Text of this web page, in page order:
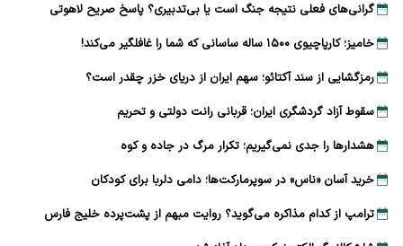
گرانی‌های فعلی نتیجه جنگ است یا بی‌تدبیری؟ پاسخ صریح لاهوتی
خامیز؛ کارپاچیوی ۱۵۰۰ ساله ساسانی که شما را غافلگیر می‌کند!
رمزگشایی از سند آکتائو؛ سهم ایران از دریای خزر چقدر است؟
سقوط آزاد گردشگری ایران؛ قربانی رانت دولتی و تحریم
هشدارها را جدی نمی‌گیریم؛ تکرار مرگ در جاده و کوه
خرید آسان «ناس» در سوپرمارکت‌ها؛ دامی دلربا برای کودکان
ترامپ از کدام مذاکره می‌گوید؟ روایت مبهم از پشت‌پرده خلیج فارس